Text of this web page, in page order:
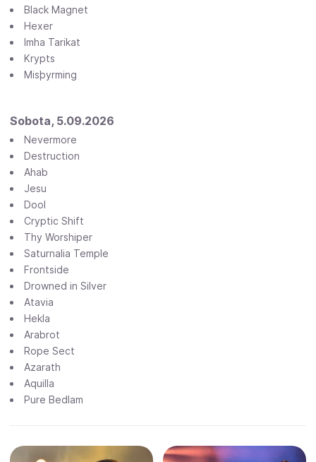
Black Magnet
Hexer
Imha Tarikat
Krypts
Misþyrming
Sobota, 5.09.2026
Nevermore
Destruction
Ahab
Jesu
Dool
Cryptic Shift
Thy Worshiper
Saturnalia Temple
Frontside
Drowned in Silver
Atavia
Hekla
Arabrot
Rope Sect
Azarath
Aquilla
Pure Bedlam